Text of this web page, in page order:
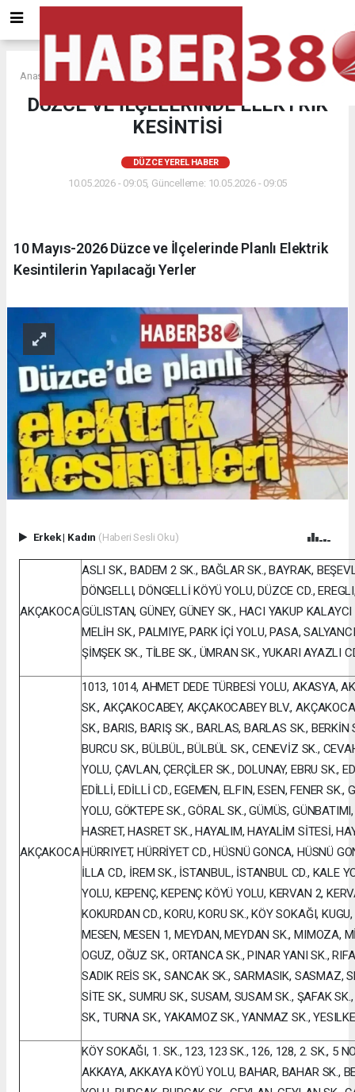
Anasayfa DÜZCE YEREL HABER
DÜZCE VE İLÇELERİNDE ELEKTRİK
KESİNTİSİ
DÜZCE YEREL HABER
10.05.2026 - 09:05, Güncelleme: 10.05.2026 - 09:05
10 Mayıs-2026 Düzce ve İlçelerinde Planlı Elektrik
Kesintilerin Yapılacağı Yerler
Erkek| Kadın (Haberi Sesli Oku)
AKÇAKOCA
ASLI SK., BADEM 2 SK., BAĞLAR SK., BAYRAK,
DÖNGELLI, DÖNGELLİ KÖYÜ YOLU, DÜZCE CD.,
GÜLISTAN, GÜNEY, GÜNEY SK., HACI YAKUP
MELİH SK., PALMIYE, PARK İÇİ YOLU, PASA,
ŞİMŞEK SK., TİLBE SK., ÜMRAN SK., YUKARI AYAZLI
AKÇAKOCA
1013, 1014, AHMET DEDE TÜRBESİ YOLU, AKASYA,
SK., AKÇAKOCABEY, AKÇAKOCABEY BLV.,
SK., BARIS, BARIŞ SK., BARLAS, BARLAS SK., BERKİN
BURCU SK., BÜLBÜL, BÜLBÜL SK., CENEVİZ SK.,
YOLU, ÇAVLAN, ÇERÇİLER SK., DOLUNAY, EBRU SK.,
EDİLLİ, EDİLLİ CD., EGEMEN, ELFIN, ESEN, FENER SK.,
YOLU, GÖKTEPE SK., GÖRAL SK., GÜMÜS,
HASRET, HASRET SK., HAYALIM, HAYALİM SİTESİ,
HÜRRIYET, HÜRRİYET CD., HÜSNÜ GONCA, HÜSNÜ
İLLA CD., İREM SK., İSTANBUL, İSTANBUL CD., KALE
YOLU, KEPENÇ, KEPENÇ KÖYÜ YOLU, KERVAN 2,
KOKURDAN CD., KORU, KORU SK., KÖY SOKAĞI,
MESEN, MESEN 1, MEYDAN, MEYDAN SK., MIMOZA,
OGUZ, OĞUZ SK., ORTANCA SK., PINAR YANI SK.,
SADIK REİS SK., SANCAK SK., SARMASIK, SASMAZ,
SİTE SK., SUMRU SK., SUSAM, SUSAM SK., ŞAFAK
SK., TURNA SK., YAKAMOZ SK., YANMAZ SK.,
KÖY SOKAĞI, 1. SK., 123, 123 SK., 126, 128, 2. SK., 5
AKKAYA, AKKAYA KÖYÜ YOLU, BAHAR, BAHAR SK.,